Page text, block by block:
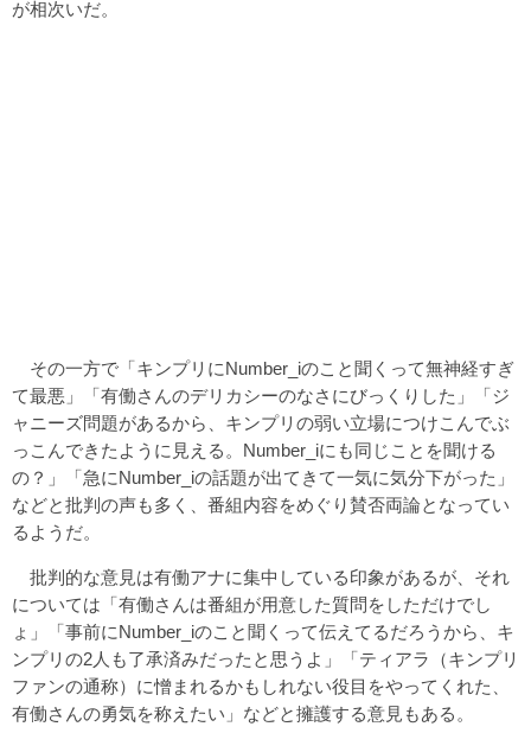
が相次いだ。
その一方で「キンプリにNumber_iのこと聞くって無神経すぎ
て最悪」「有働さんのデリカシーのなさにびっくりした」「ジ
ャニーズ問題があるから、キンプリの弱い立場につけこんでぶ
っこんできたように見える。Number_iにも同じことを聞ける
の？」「急にNumber_iの話題が出てきて一気に気分下がった」
などと批判の声も多く、番組内容をめぐり賛否両論となってい
るようだ。
批判的な意見は有働アナに集中している印象があるが、それ
については「有働さんは番組が用意した質問をしただけでし
ょ」「事前にNumber_iのこと聞くって伝えてるだろうから、キ
ンプリの2人も了承済みだったと思うよ」「ティアラ（キンプリ
ファンの通称）に憎まれるかもしれない役目をやってくれた、
有働さんの勇気を称えたい」などと擁護する意見もある。